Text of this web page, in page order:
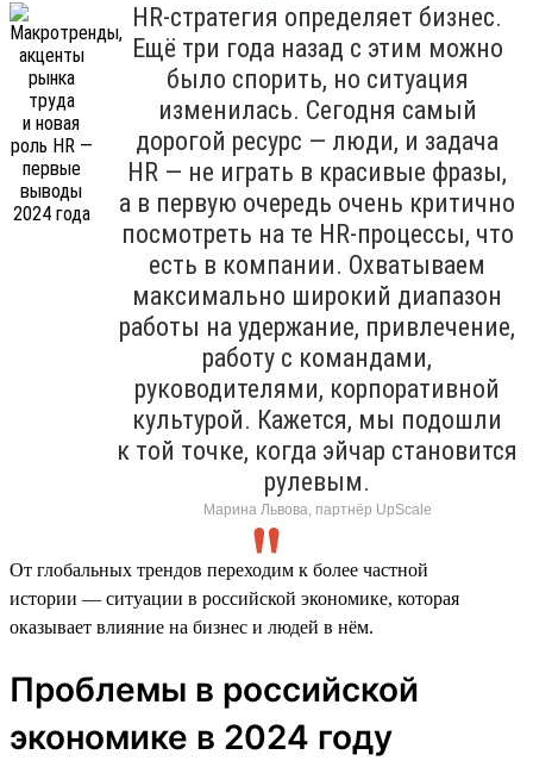
HR-стратегия определяет бизнес.
Ещё три года назад с этим можно
было спорить, но ситуация
изменилась. Сегодня самый
дорогой ресурс — люди, и задача
HR — не играть в красивые фразы,
а в первую очередь очень критично
посмотреть на те HR-процессы, что
есть в компании. Охватываем
максимально широкий диапазон
работы на удержание, привлечение,
работу с командами,
руководителями, корпоративной
культурой. Кажется, мы подошли
к той точке, когда эйчар становится
рулевым.
Марина Львова, партнёр UpScale
От глобальных трендов переходим к более частной
истории — ситуации в российской экономике, которая
оказывает влияние на бизнес и людей в нём.
Проблемы в российской
экономике в 2024 году